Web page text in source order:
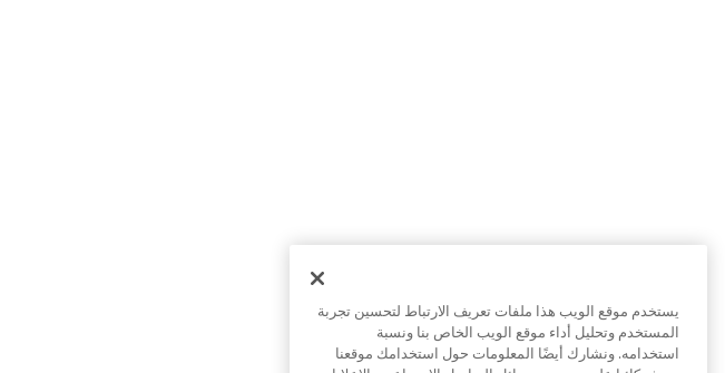
يستخدم موقع الويب هذا ملفات تعريف الارتباط لتحسين تجربة
المستخدم وتحليل أداء موقع الويب الخاص بنا ونسبة
استخدامه. ونشارك أيضًا المعلومات حول استخدامك موقعنا